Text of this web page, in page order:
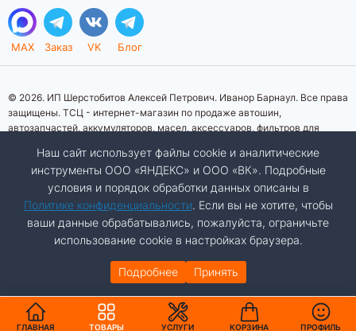
MAX Заказ VK Блог
© 2026. ИП Шерстобитов Алексей Петрович. Иванор Барнаул. Все права
защищены. ТСЦ - интернет-магазин по продаже автошин,
автозапчастей, аккумуляторов, масел, аксессуаров, фильтров для
информационный характер. Представленная информация о товарах, их
стоимости, характеристик, фото, наличия на складе ни при каких
условиях не является публичной офертой, определяемой положениями
Статьи 437 (2) Гражданского кодекса Российской Федерации.
Изображения товаров на фотографиях, представленных на сайте, могут
отличаться от оригиналов. Копирование материалов сайта запрещено.
Разработка сайта:Авалон
ГЛАВНАЯ ТОВАРЫ УСЛУГИ КОРЗИНА ПРОФИЛЬ
Наш сайт использует файлы cookie и аналитические
инструменты ООО «ЯНДЕКС» и ООО «ВК». Подробные
условия и порядок обработки данных описаны в
Политике конфиденциальности. Если вы не хотите, чтобы
ваши данные обрабатывались, пожалуйста, ограничьте
использование cookie в настройках браузера.
Подробнее Принять